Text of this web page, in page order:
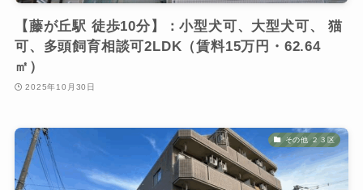
【藤が丘駅 徒歩10分】：⼩型⽝可、⼤型⽝可、 猫
可、多頭飼育相談可2LDK（賃料15万円・62.64
㎡）
2025年10月30日
その他 ２３区